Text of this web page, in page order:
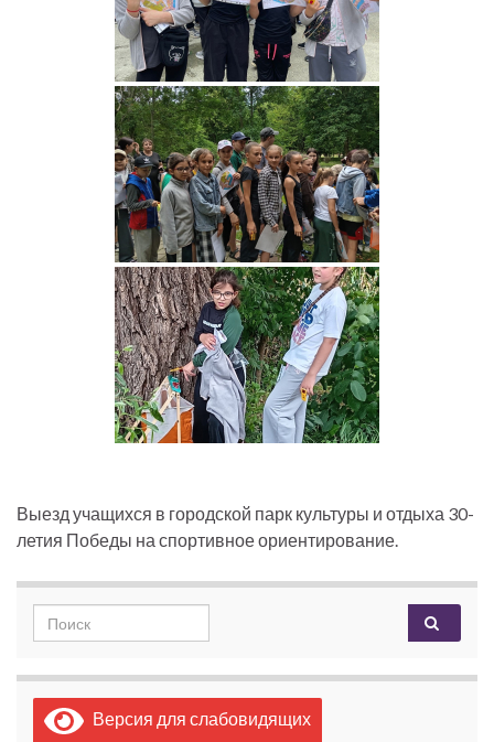
Выезд учащихся в городской парк культуры и отдыха 30-
летия Победы на спортивное ориентирование.
Search for:
Версия для слабовидящих